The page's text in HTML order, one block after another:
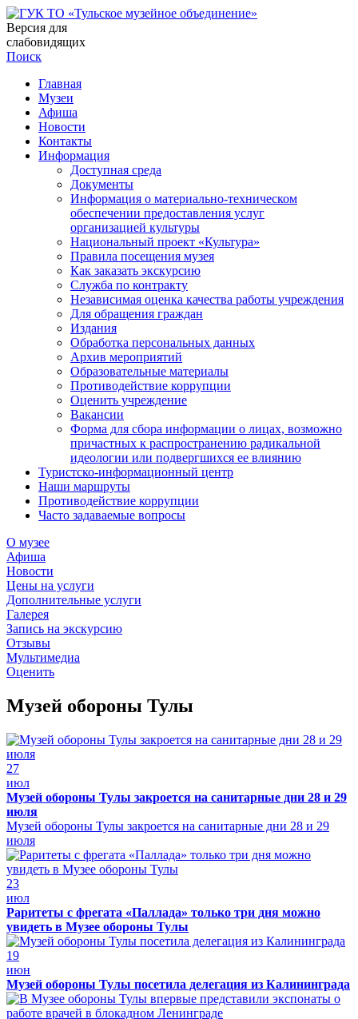
Версия для
слабовидящих
Поиск
Главная
Музеи
Афиша
Новости
Контакты
Информация
Доступная среда
Документы
Информация о материально-техническом
обеспечении предоставления услуг
организацией культуры
Национальный проект «Культура»
Правила посещения музея
Как заказать экскурсию
Служба по контракту
Независимая оценка качества работы учреждения
Для обращения граждан
Издания
Обработка персональных данных
Архив мероприятий
Образовательные материалы
Противодействие коррупции
Оценить учреждение
Вакансии
Форма для сбора информации о лицах, возможно
причастных к распространению радикальной
идеологии или подвергшихся ее влиянию
Туристско-информационный центр
Наши маршруты
Противодействие коррупции
Часто задаваемые вопросы
О музее
Афиша
Новости
Цены на услуги
Дополнительные услуги
Галерея
Запись на экскурсию
Отзывы
Мультимедиа
Оценить
Музей обороны Тулы
27
июл
Музей обороны Тулы закроется на санитарные дни 28 и 29
июля
Музей обороны Тулы закроется на санитарные дни 28 и 29
июля
23
июл
Раритеты с фрегата «Паллада» только три дня можно
увидеть в Музее обороны Тулы
19
июн
Музей обороны Тулы посетила делегация из Калининграда